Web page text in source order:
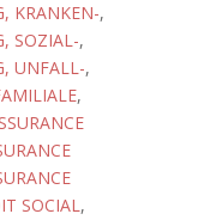
KRANKEN-,
SOZIAL-,
UNFALL-,
,
SOCIAL,